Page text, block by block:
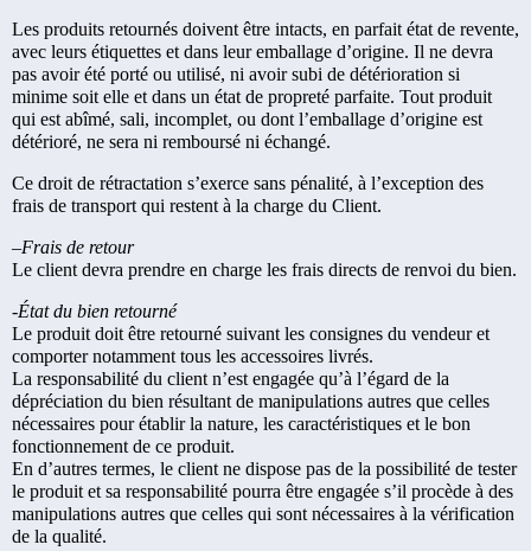
Les produits retournés doivent être intacts, en parfait état de revente,
avec leurs étiquettes et dans leur emballage d’origine. Il ne devra
pas avoir été porté ou utilisé, ni avoir subi de détérioration si
minime soit elle et dans un état de propreté parfaite. Tout produit
qui est abîmé, sali, incomplet, ou dont l’emballage d’origine est
détérioré, ne sera ni remboursé ni échangé.
Ce droit de rétractation s’exerce sans pénalité, à l’exception des
frais de transport qui restent à la charge du Client.
–Frais de retour
Le client devra prendre en charge les frais directs de renvoi du bien.
-État du bien retourné
Le produit doit être retourné suivant les consignes du vendeur et
comporter notamment tous les accessoires livrés.
La responsabilité du client n’est engagée qu’à l’égard de la
dépréciation du bien résultant de manipulations autres que celles
nécessaires pour établir la nature, les caractéristiques et le bon
fonctionnement de ce produit.
En d’autres termes, le client ne dispose pas de la possibilité de tester
le produit et sa responsabilité pourra être engagée s’il procède à des
manipulations autres que celles qui sont nécessaires à la vérification
de la qualité.